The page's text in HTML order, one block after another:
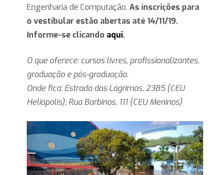
Engenharia de Computação. As inscrições para
o vestibular estão abertas até 14/11/19.
Informe-se clicando aqui.
O que oferece: cursos livres, profissionalizantes,
graduação e pós-graduação.
Onde fica: Estrada das Lágrimas, 2385 (CEU
Heliópolis); Rua Barbinos, 111 (CEU Meninos)